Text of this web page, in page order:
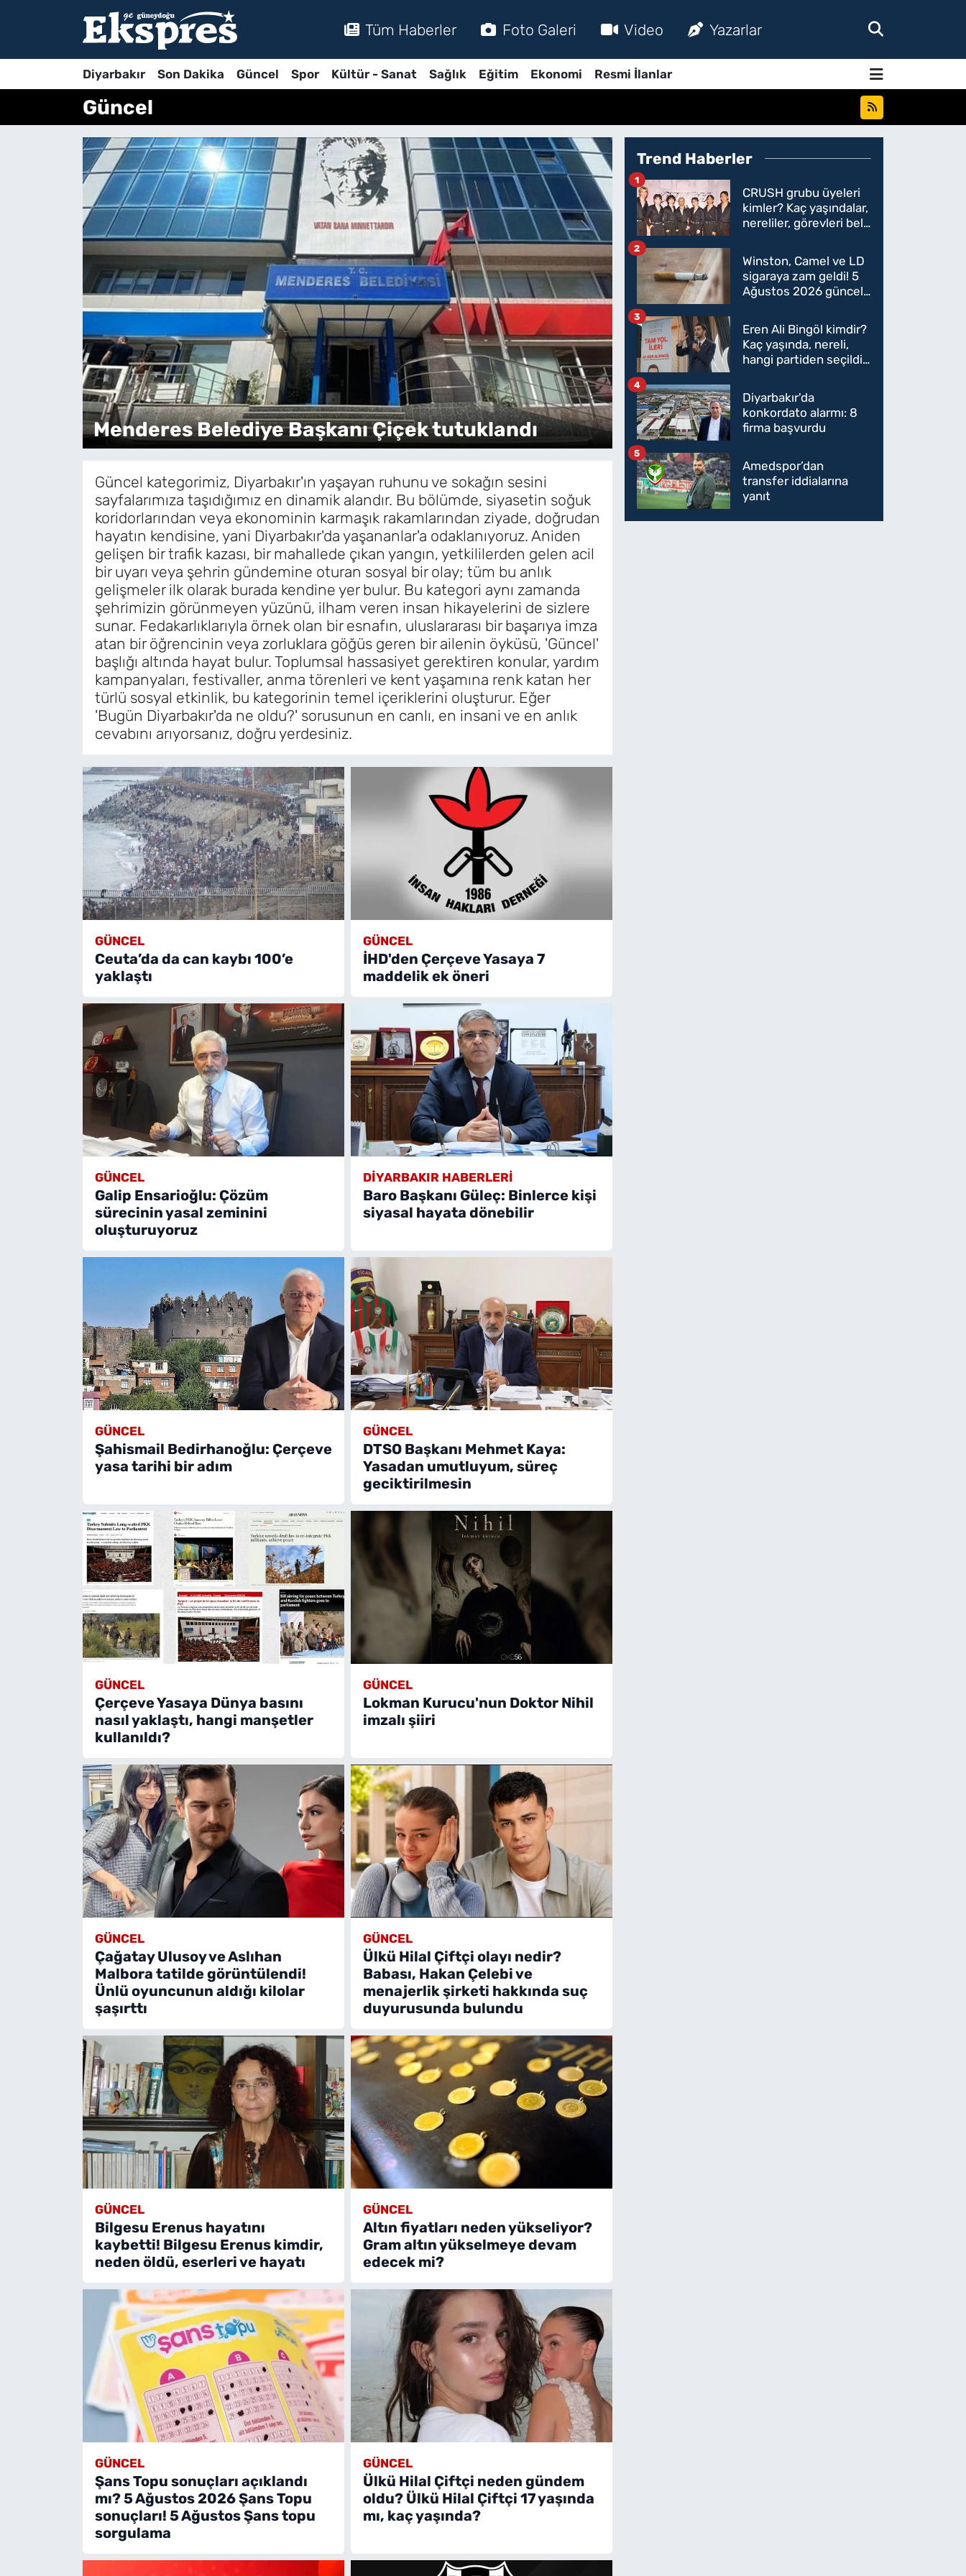
Tüm Haberler Foto Galeri Video Yazarlar
Diyarbakır Son Dakika Güncel Spor Kültür - Sanat Sağlık Eğitim Ekonomi Resmi İlanlar
Güncel
Menderes Belediye Başkanı Çiçek tutuklandı
Adalet Bakanı: İnternet basınının
toplamak gerek
Güncel kategorimiz, Diyarbakır'ın yaşayan ruhunu ve sokağın sesini
sayfalarımıza taşıdığımız en dinamik alandır. Bu bölümde, siyasetin soğuk
koridorlarından veya ekonominin karmaşık rakamlarından ziyade, doğrudan
hayatın kendisine, yani Diyarbakır'da yaşananlar'a odaklanıyoruz. Aniden
gelişen bir trafik kazası, bir mahallede çıkan yangın, yetkililerden gelen acil
bir uyarı veya şehrin gündemine oturan sosyal bir olay; tüm bu anlık
gelişmeler ilk olarak burada kendine yer bulur. Bu kategori aynı zamanda
şehrimizin görünmeyen yüzünü, ilham veren insan hikayelerini de sizlere
sunar. Fedakarlıklarıyla örnek olan bir esnafın, uluslararası bir başarıya imza
atan bir öğrencinin veya zorluklara göğüs geren bir ailenin öyküsü, 'Güncel'
başlığı altında hayat bulur. Toplumsal hassasiyet gerektiren konular, yardım
kampanyaları, festivaller, anma törenleri ve kent yaşamına renk katan her
türlü sosyal etkinlik, bu kategorinin temel içeriklerini oluşturur. Eğer
'Bugün Diyarbakır'da ne oldu?' sorusunun en canlı, en insani ve en anlık
cevabını arıyorsanız, doğru yerdesiniz.
GÜNCEL
Ceuta’da da can kaybı 100’e
yaklaştı
GÜNCEL
İHD'den Çerçeve Yasaya 7
maddelik ek öneri
GÜNCEL
Galip Ensarioğlu: Çözüm
sürecinin yasal zeminini
oluşturuyoruz
DIYARBAKIR HABERLERI
Baro Başkanı Güleç: Binlerce kişi
siyasal hayata dönebilir
GÜNCEL
Şahismail Bedirhanoğlu: Çerçeve
yasa tarihi bir adım
GÜNCEL
DTSO Başkanı Mehmet Kaya:
Yasadan umutluyum, süreç
geciktirilmesin
GÜNCEL
Çerçeve Yasaya Dünya basını
nasıl yaklaştı, hangi manşetler
kullanıldı?
GÜNCEL
Lokman Kurucu'nun Doktor Nihil
imzalı şiiri
GÜNCEL
Çağatay Ulusoy ve Aslıhan
Malbora tatilde görüntülendi!
Ünlü oyuncunun aldığı kilolar
şaşırttı
GÜNCEL
Ülkü Hilal Çiftçi olayı nedir?
Babası, Hakan Çelebi ve
menajerlik şirketi hakkında suç
duyurusunda bulundu
GÜNCEL
Bilgesu Erenus hayatını
kaybetti! Bilgesu Erenus kimdir,
neden öldü, eserleri ve hayatı
GÜNCEL
Altın fiyatları neden yükseliyor?
Gram altın yükselmeye devam
edecek mi?
GÜNCEL
Şans Topu sonuçları açıklandı
mı? 5 Ağustos 2026 Şans Topu
sonuçları! 5 Ağustos Şans topu
sorgulama
GÜNCEL
Ülkü Hilal Çiftçi neden gündem
oldu? Ülkü Hilal Çiftçi 17 yaşında
mı, kaç yaşında?
Trend Haberler
CRUSH grubu üyeleri
kimler? Kaç yaşındalar,
nereliler, görevleri belli
1
Winston, Camel ve LD
sigaraya zam geldi! 5
Ağustos 2026 güncel
2
Eren Ali Bingöl kimdir?
Kaç yaşında, nereli,
hangi partiden seçildi?
Parti'ye mi geçecek?
3
Diyarbakır'da
konkordato alarmı: 8
firma başvurdu
4
Amedspor’dan
transfer iddialarına
yanıt
5